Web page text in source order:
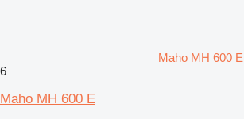
Maho MH 600
6
Maho MH 600 E